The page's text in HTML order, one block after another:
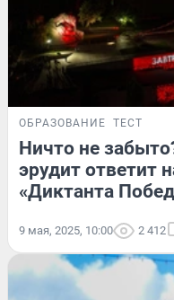
ОБРАЗОВАНИЕ ТЕСТ
Ничто не
эрудит ответит
«Диктанта
9 мая, 2025, 10:00 2 412